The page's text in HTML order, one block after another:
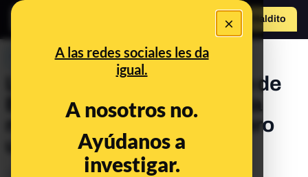
×
A las redes sociales les da
igual.
A nosotros no.
Ayúdanos a
investigar.
Hazte Maldito
PREBUNKING
La historia del huso horario de
España: por qué tenemos la
misma hora que Polonia pero
una más que Portugal